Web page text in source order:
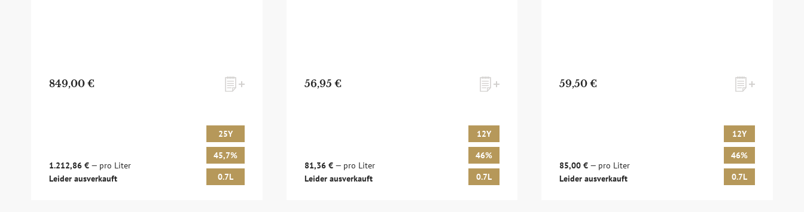
849,00 €
1.212,86 € — pro Liter
Leider ausverkauft
25Y
45,7%
0.7L
56,95 €
81,36 €— pro Liter
Leider ausverkauft
12Y
46%
0.7L
59,50 €
85,00 € — pro Liter
Leider ausverkauft
12Y
46%
0.7L